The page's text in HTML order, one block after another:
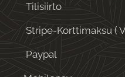
Tilisiirto
Stripe-Korttimaksu (
Paypal